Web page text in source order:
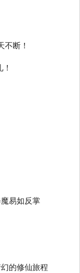
不断！
易如反掌
的修仙旅程